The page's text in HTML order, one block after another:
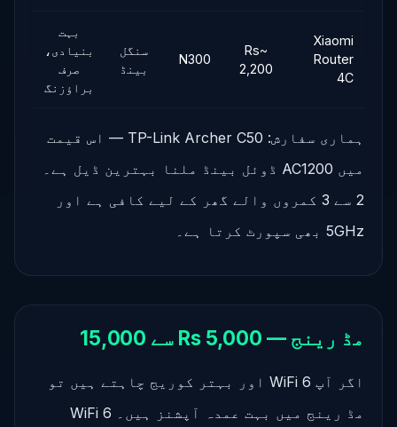
Xiaomi
Router
4C
~Rs
2,200
N300
سنگل
بینڈ
بہت
بنیادی،
صرف
براؤزنگ
ہماری سفارش: TP-Link Archer C50 — اس قیمت
میں AC1200 ڈوئل بینڈ ملنا بہترین ڈیل ہے۔
2 سے 3 کمروں والے گھر کے لیے کافی ہے اور
5GHz بھی سپورٹ کرتا ہے۔
مڈ رینج — Rs 5,000 سے 15,000
اگر آپ WiFi 6 اور بہتر کوریج چاہتے ہیں تو
مڈ رینج میں بہت عمدہ آپشنز ہیں۔ WiFi 6